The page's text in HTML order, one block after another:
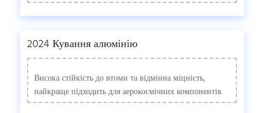
2024 Кування алюмінію
Висока стійкість до втоми та відмінна міцність,
найкраще підходить для аерокосмічних компонентів.